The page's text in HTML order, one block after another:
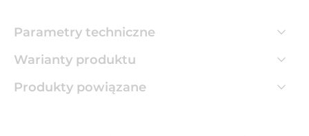
Parametry techniczne
Warianty produktu
Produkty powiązane